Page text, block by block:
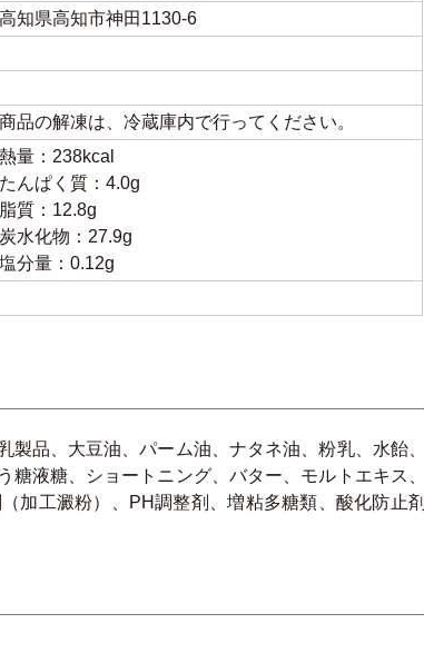
高知県高知市神田1130-6
商品の解凍は、冷蔵庫内で行ってください。
熱量：238kcal
たんぱく質：4.0g
脂質：12.8g
炭水化物：27.9g
塩分量：0.12g
品、大豆油、パーム油、ナタネ油、粉乳、水飴、
液糖、ショートニング、バター、モルトエキス、
加工澱粉）、PH調整剤、増粘多糖類、酸化防止剤